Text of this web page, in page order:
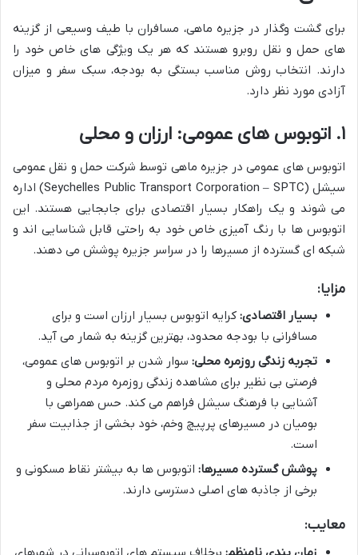
برای گشت وگذار در جزیره ماهی، مسافران با طیف وسیعی از گزینه
های حمل و نقل روبرو هستند که هر یک ویژگی های خاص خود را
دارند. انتخاب روش مناسب بستگی به بودجه، سبک سفر و میزان
آزادی مورد نظر دارد.
۱. اتوبوس های عمومی: ارزان و محلی
اتوبوس های عمومی در جزیره ماهی توسط شرکت حمل و نقل عمومی
سیشل (Seychelles Public Transport Corporation – SPTC) اداره
می شوند و یک راهکار بسیار اقتصادی برای جابجایی هستند. این
اتوبوس ها با رنگ آمیزی خاص خود به راحتی قابل شناسایی اند و
شبکه ای گسترده از مسیرها را در سراسر جزیره پوشش می دهند.
مزایا:
بسیار اقتصادی: کرایه اتوبوس بسیار ارزان است و برای
مسافرانی با بودجه محدود، بهترین گزینه به شمار می آید.
تجربه زندگی روزمره محلی: سوار شدن بر اتوبوس های عمومی،
فرصتی بی نظیر برای مشاهده زندگی روزمره مردم محلی و
آشنایی با فرهنگ سیشل فراهم می کند. حس همراهی با
بومیان در مسیرهای پرپیچ وخم، خود بخشی از جذابیت سفر
است.
پوشش گسترده مسیرها: اتوبوس ها به بیشتر نقاط مسکونی و
برخی از جاذبه های اصلی دسترسی دارند.
معایب: